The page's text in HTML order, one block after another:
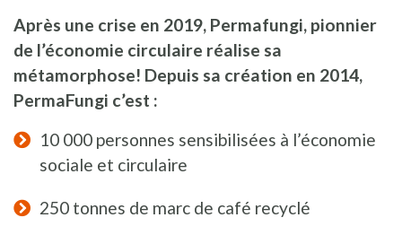
Après une crise en 2019, Permafungi, pionnier
de l’économie circulaire réalise sa
métamorphose! Depuis sa création en 2014,
PermaFungi c’est :
10 000 personnes sensibilisées à l’économie
sociale et circulaire
250 tonnes de marc de café recyclé